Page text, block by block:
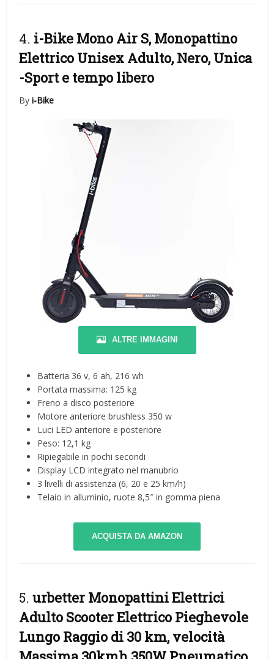
4. i-Bike Mono Air S, Monopattino
Elettrico Unisex Adulto, Nero, Unica
-Sport e tempo libero
Byi-Bike
ALTRE IMMAGINI
Batteria 36 v, 6 ah, 216 wh
Portata massima: 125 kg
Freno a disco posteriore
Motore anteriore brushless 350 w
Luci LED anteriore e posteriore
Peso: 12,1 kg
Ripiegabile in pochi secondi
Display LCD integrato nel manubrio
3 livelli di assistenza (6, 20 e 25 km/h)
Telaio in alluminio, ruote 8,5″ in gomma piena
ACQUISTA DA AMAZON
5.urbetter Monopattini Elettrici
Adulto Scooter Elettrico Pieghevole
Lungo Raggio di 30 km, velocità